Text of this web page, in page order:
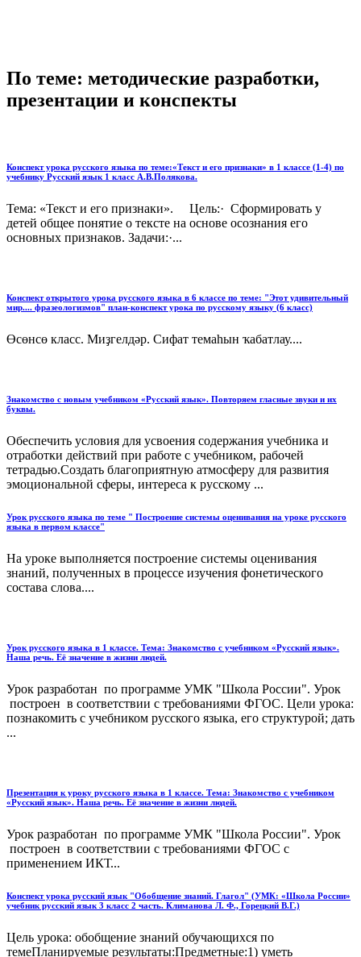
По теме: методические разработки,
презентации и конспекты
Конспект урока русского языка по теме:«Текст и его признаки» в 1 классе (1-4) по
учебнику Русский язык 1 класс А.В.Полякова.
Тема: «Текст и его признаки». Цель:· Сформировать у
детей общее понятие о тексте на основе осознания его
основных признаков. Задачи:·...
Конспект открытого урока русского языка в 6 классе по теме: "Этот удивительный
мир.... фразеологизмов" план-конспект урока по русскому языку (6 класс)
Өсөнсө класс. Миҙгелдәр. Сифат темаһын ҡабатлау....
Знакомство с новым учебником «Русский язык». Повторяем гласные звуки и их
буквы.
Обеспечить условия для усвоения содержания учебника и
отработки действий при работе с учебником, рабочей
тетрадью.Создать благоприятную атмосферу для развития
эмоциональной сферы, интереса к русскому ...
Урок русского языка по теме " Построение системы оценивания на уроке русского
языка в первом классе"
На уроке выполняется построение системы оценивания
знаний, полученных в процессе изучения фонетического
состава слова....
Урок русского языка в 1 классе. Тема: Знакомство с учебником «Русский язык».
Наша речь. Её значение в жизни людей.
Урок разработан по программе УМК "Школа России". Урок
построен в соответствии с требованиями ФГОС. Цели урока:
познакомить с учебником русского языка, его структурой; дать
...
Презентация к уроку русского языка в 1 классе. Тема: Знакомство с учебником
«Русский язык». Наша речь. Её значение в жизни людей.
Урок разработан по программе УМК "Школа России". Урок
построен в соответствии с требованиями ФГОС с
применением ИКТ...
Конспект урока русский язык "Обобщение знаний. Глагол" (УМК: «Школа России»
учебник русский язык 3 класс 2 часть. Климанова Л. Ф., Горецкий В.Г.)
Цель урока: обобщение знаний обучающихся по
темеПланируемые результаты:Предметные:1) уметь